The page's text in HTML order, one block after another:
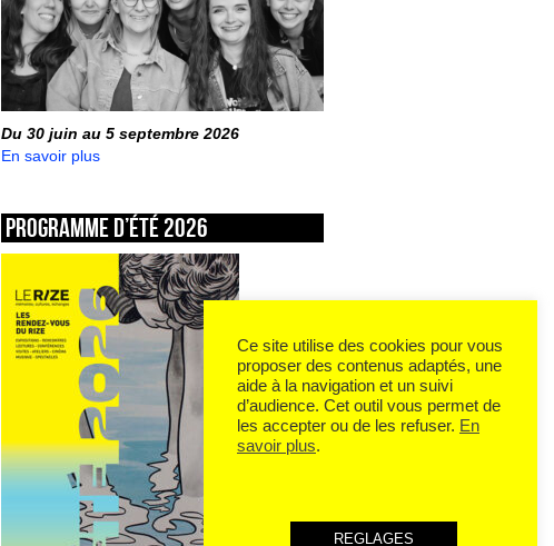
Du 30 juin au 5 septembre 2026
En savoir plus
Programme d’été 2026
Ce site utilise des cookies pour vous
proposer des contenus adaptés, une
aide à la navigation et un suivi
d’audience. Cet outil vous permet de
les accepter ou de les refuser. En
savoir plus.
REGLAGES